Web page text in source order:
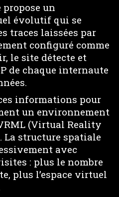
un
évolutif qui se
traces laissées par
configuré comme
le site détecte et
de chaque internaute
informations pour
un environnement
(Virtual Reality
La structure spatiale
avec
: plus le nombre
plus l’espace virtuel